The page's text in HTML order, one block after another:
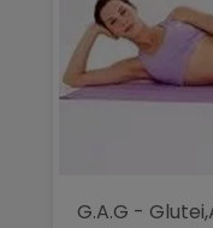
G.A.G -